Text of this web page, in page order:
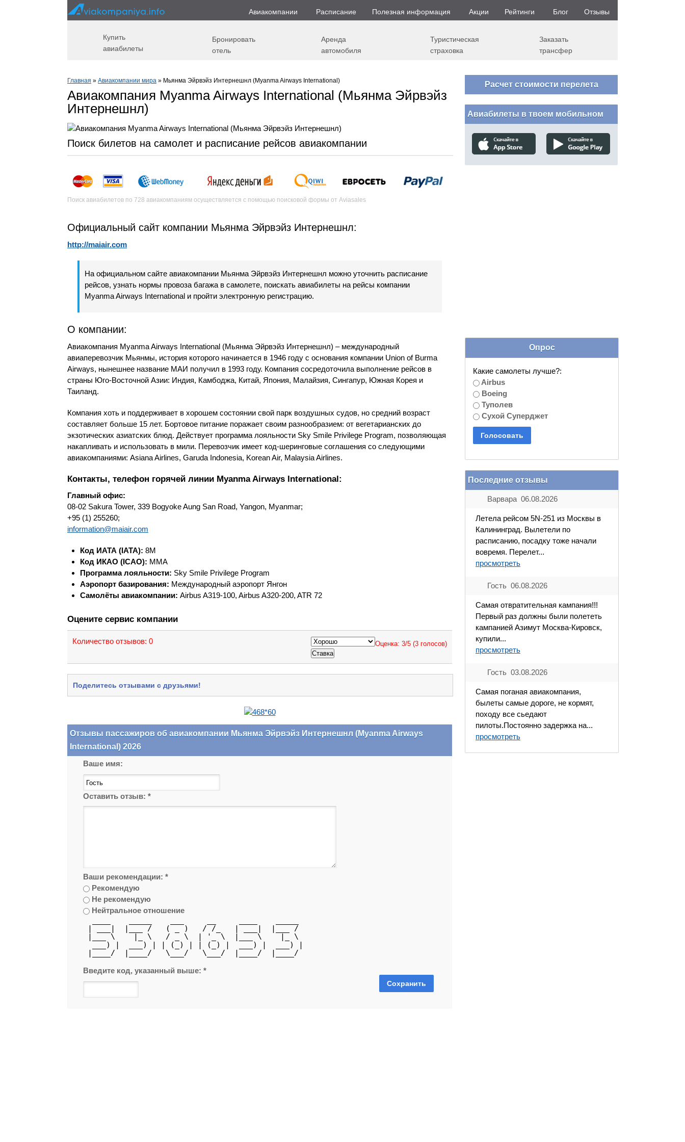
Авиакомпании Расписание Полезная информация Акции Рейтинги Блог Отзывы
Купить
авиабилеты
Бронировать
отель
Аренда
автомобиля
Туристическая
страховка
Заказать
трансфер
Главная » Авиакомпании мира » Мьянма Эйрвэйз Интернешнл (Myanma Airways International)
Авиакомпания Myanma Airways International (Мьянма Эйрвэйз
Интернешнл)
Поиск билетов на самолет и расписание рейсов авиакомпании
Поиск авиабилетов по 728 авиакомпаниям осуществляется с помощью поисковой формы от Aviasales
Официальный сайт компании Мьянма Эйрвэйз Интернешнл:
http://maiair.com
На официальном сайте авиакомпании Мьянма Эйрвэйз Интернешнл можно уточнить расписание
рейсов, узнать нормы провоза багажа в самолете, поискать авиабилеты на рейсы компании
Myanma Airways International и пройти электронную регистрацию.
О компании:
Авиакомпания Myanma Airways International (Мьянма Эйрвэйз Интернешнл) – международный
авиаперевозчик Мьянмы, история которого начинается в 1946 году с основания компании Union of Burma
Airways, нынешнее название МАИ получил в 1993 году. Компания сосредоточила выполнение рейсов в
страны Юго-Восточной Азии: Индия, Камбоджа, Китай, Япония, Малайзия, Сингапур, Южная Корея и
Таиланд.
Компания хоть и поддерживает в хорошем состоянии свой парк воздушных судов, но средний возраст
составляет больше 15 лет. Бортовое питание поражает своим разнообразием: от вегетарианских до
экзотических азиатских блюд. Действует программа лояльности Sky Smile Privilege Program, позволяющая
накапливать и использовать в мили. Перевозчик имеет код-шеринговые соглашения со следующими
авиакомпаниями: Asiana Airlines, Garuda Indonesia, Korean Air, Malaysia Airlines.
Контакты, телефон горячей линии Myanma Airways International:
Главный офис:
08-02 Sakura Tower, 339 Bogyoke Aung San Road, Yangon, Myanmar;
+95 (1) 255260;
information@maiair.com
Код ИАТА (IATA): 8M
Код ИКАО (ICAO): MMA
Программа лояльности: Sky Smile Privilege Program
Аэропорт базирования: Международный аэропорт Янгон
Самолёты авиакомпании: Airbus A319-100, Airbus A320-200, ATR 72
Оцените сервис компании
Количество отзывов: 0 Оценка: 3/5 (3 голосов)
Поделитесь отзывами с друзьями!
Отзывы пассажиров об авиакомпании Мьянма Эйрвэйз Интернешнл (Myanma Airways
International) 2026
Ваше имя:
Оставить отзыв: *
Ваши рекомендации: *
Рекомендую
Не рекомендую
Нейтральное отношение
| ___|  |___ /   ( _ )   / /_   | ___|  |___ /
|___ \    |_ \   / _ \  | '_ \  |___ \    |_ \
  ___) |  ___) | | (_) | | (_) |  ___) |  ___) |
|____/  |____/   \___/   \___/  |____/  |____/
Введите код, указанный выше: *
Расчет стоимости перелета
Авиабилеты в твоем мобильном
Опрос
Какие самолеты лучше?:
Airbus
Boeing
Туполев
Сухой Суперджет
Последние отзывы
Варвара 06.08.2026
Летела рейсом 5N-251 из Москвы в
Калининград. Вылетели по
расписанию, посадку тоже начали
вовремя. Перелет...
просмотреть
Гость 06.08.2026
Самая отвратительная кампания!!!
Первый раз должны были полететь
кампанией Азимут Москва-Кировск,
купили...
просмотреть
Гость 03.08.2026
Самая поганая авиакомпания,
былеты самые дороге, не кормят,
походу все сьедают
пилоты.Постоянно задержка на...
просмотреть